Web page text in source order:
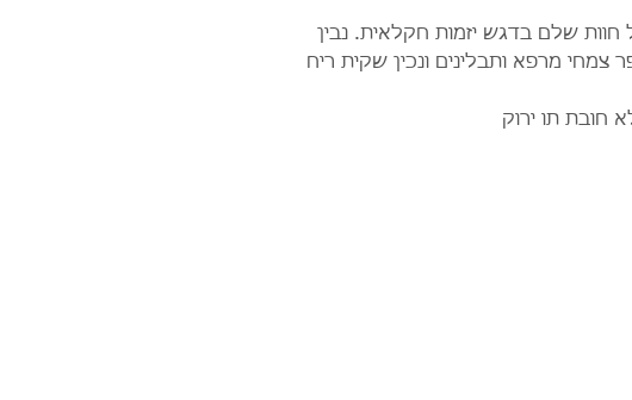
שלם בדגש יזמות חקלאית. נבין
מרפא ותבלינים ונכין שקית ריח
חובת תו ירוק